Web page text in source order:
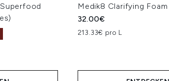
Medik8 Clarifying
32.00€
213.33€ pro L